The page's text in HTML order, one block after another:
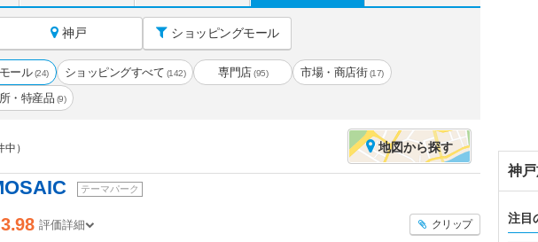
神戸 ショッピングモール
ール (24) ショッピングすべて (142) 専門店 (95) 市場・商店街 (17)
・特産品 (9)
中） 地図から探す
テーマパーク
3.98 評価詳細 クリップ
神
注目